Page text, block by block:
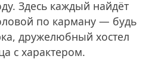
Здесь каждый найдёт
по карману — будь
дружелюбный хостел
с характером.